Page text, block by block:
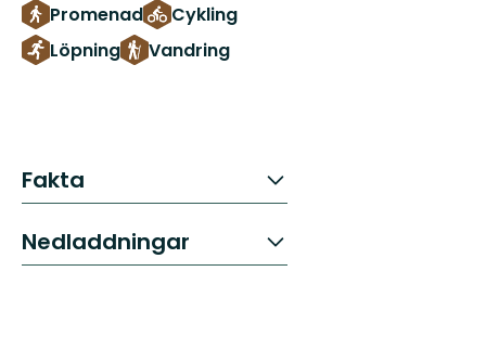
Promenad
Cykling
Löpning
Vandring
Fakta
Nedladdningar